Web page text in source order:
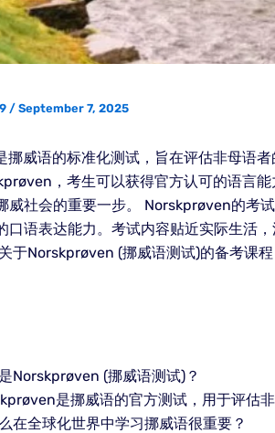
/ September 7, 2025
挪威语的标准化测试，旨在评估非母语
，考生可以获得官方认可的语言
威社会的重要一步。 Norskprøven的考
口语表达能力。考试内容贴近实际生活
于Norskprøven (挪威语测试)的备考课
Norskprøven (挪威语测试)？
是挪威语的官方测试，用于评估非
在全球化世界中学习挪威语很重要？